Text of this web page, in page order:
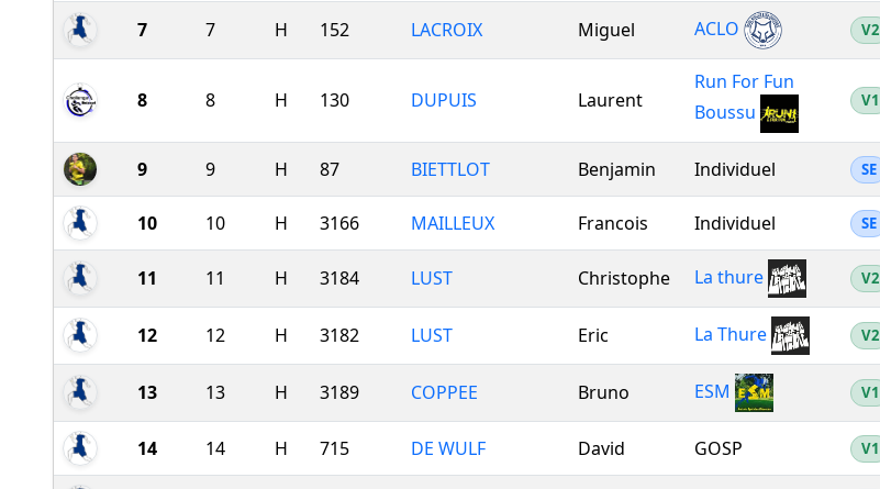
7 7 H 152 LACROIX Miguel ACLO V2
8 8 H 130 DUPUIS Laurent
Run For Fun
Boussu
V1
9 9 H 87 BIETTLOT Benjamin Individuel SE
10 10 H 3166 MAILLEUX Francois Individuel SE
11 11 H 3184 LUST Christophe La thure V2
12 12 H 3182 LUST Eric La Thure V2
13 13 H 3189 COPPEE Bruno ESM V1
14 14 H 715 DE WULF David GOSP V1